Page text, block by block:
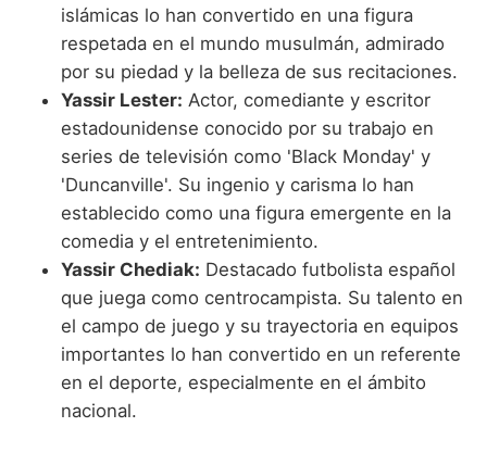
islámicas lo han convertido en una figura
respetada en el mundo musulmán, admirado
por su piedad y la belleza de sus recitaciones.
Yassir Lester: Actor, comediante y escritor
estadounidense conocido por su trabajo en
series de televisión como 'Black Monday' y
'Duncanville'. Su ingenio y carisma lo han
establecido como una figura emergente en la
comedia y el entretenimiento.
Yassir Chediak: Destacado futbolista español
que juega como centrocampista. Su talento en
el campo de juego y su trayectoria en equipos
importantes lo han convertido en un referente
en el deporte, especialmente en el ámbito
nacional.